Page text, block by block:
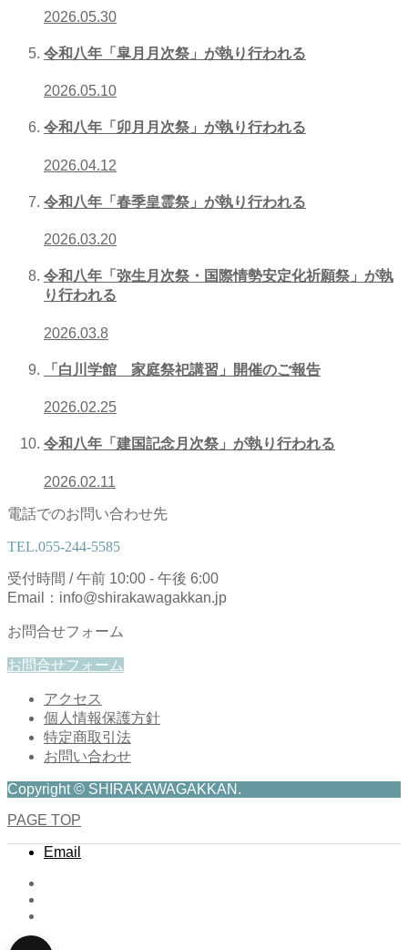
2026.05.30
令和八年「皐月月次祭」が執り行われる
2026.05.10
令和八年「卯月月次祭」が執り行われる
2026.04.12
令和八年「春季皇霊祭」が執り行われる
2026.03.20
令和八年「弥生月次祭・国際情勢安定化祈願祭」が執
り行われる
2026.03.8
「白川学館 家庭祭祀講習」開催のご報告
2026.02.25
令和八年「建国記念月次祭」が執り行われる
2026.02.11
電話でのお問い合わせ先
TEL.055-244-5585
受付時間 / 午前 10:00 - 午後 6:00
Email：info@shirakawagakkan.jp
お問合せフォーム
お問合せフォーム
アクセス
個人情報保護方針
特定商取引法
お問い合わせ
Copyright © SHIRAKAWAGAKKAN.
PAGE TOP
Email